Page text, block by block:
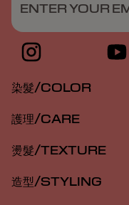
ENTER YOUR
染髮/COLOR
護理/CARE
燙髮/TEXTURE
造型/STYLING